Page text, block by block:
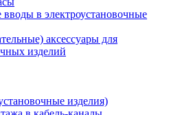
в электроустановочные
аксессуары для
изделий
изделия)